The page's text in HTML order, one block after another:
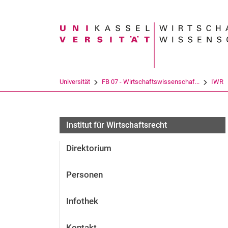
Suchbegriff
Universität FB 07 - Wirtschaftswissenschaf... IWR
Institut für Wirtschaftsrecht
Direktorium
Personen
Infothek